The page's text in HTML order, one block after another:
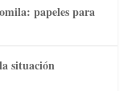
papeles para
situación